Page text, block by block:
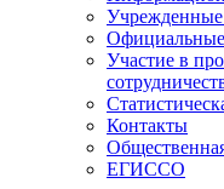
Официальные
Участие в
Контакты
ЕГИССО